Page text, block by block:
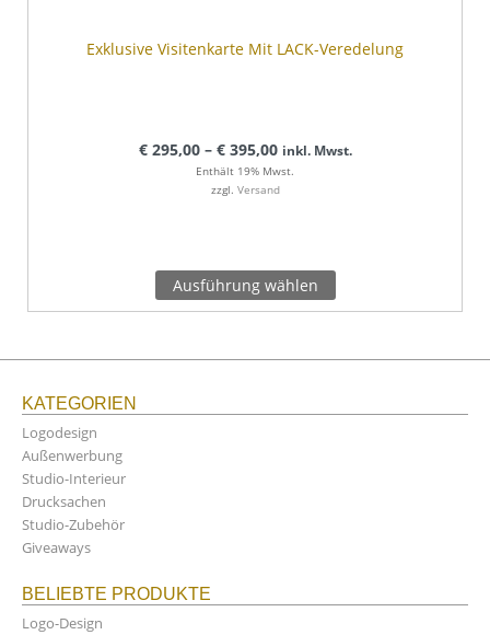
Exklusive Visitenkarte Mit LACK-Veredelung
€295,00 – €395,00 inkl. Mwst.
Enthält 19% Mwst.
zzgl. Versand
Ausführung wählen
KATEGORIEN
Logodesign
Außenwerbung
Studio-Interieur
Drucksachen
Studio-Zubehör
Giveaways
BELIEBTE PRODUKTE
Logo-Design